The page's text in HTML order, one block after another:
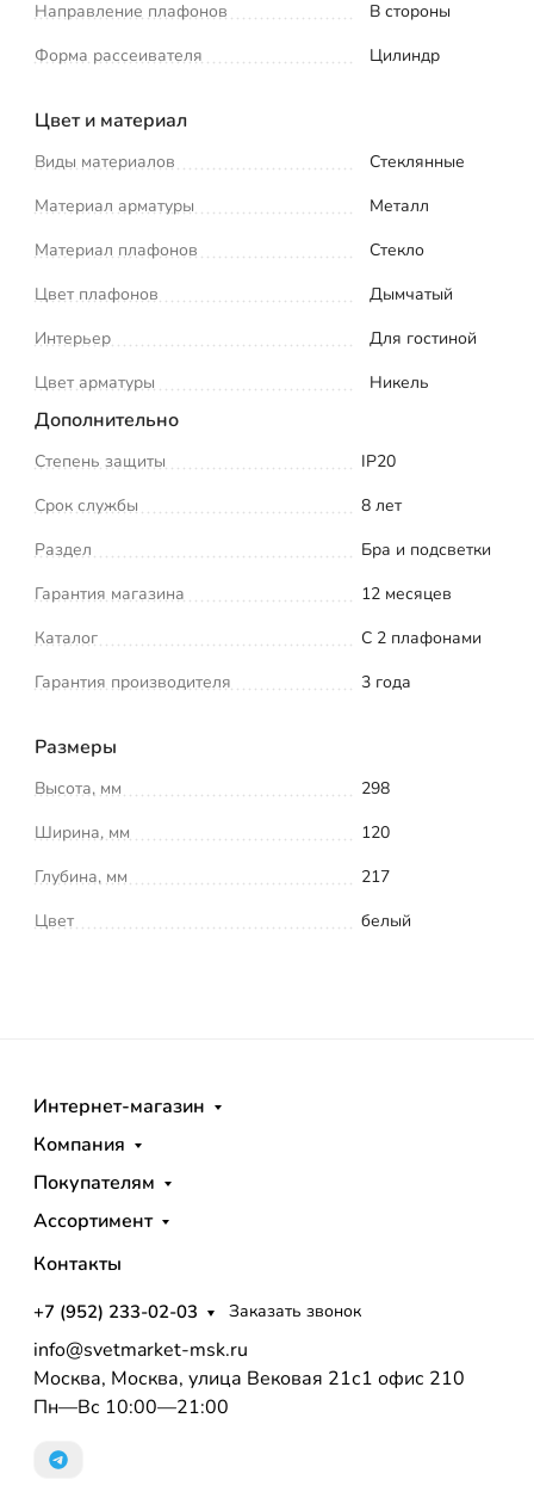
Направление плафонов
В стороны
Форма рассеивателя
Цилиндр
Цвет и материал
Виды материалов
Стеклянные
Материал арматуры
Металл
Материал плафонов
Стекло
Цвет плафонов
Дымчатый
Интерьер
Для гостиной
Цвет арматуры
Никель
Дополнительно
Степень защиты
IP20
Срок службы
8 лет
Раздел
Бра и подсветки
Гарантия магазина
12 месяцев
Каталог
С 2 плафонами
Гарантия производителя
3 года
Размеры
Высота, мм
298
Ширина, мм
120
Глубина, мм
217
Цвет
белый
Интернет-магазин
Компания
Покупателям
Ассортимент
Контакты
+7 (952) 233-02-03 Заказать звонок
info@svetmarket-msk.ru
Москва, Москва, улица Вековая 21с1 офис 210
Пн—Вс 10:00—21:00